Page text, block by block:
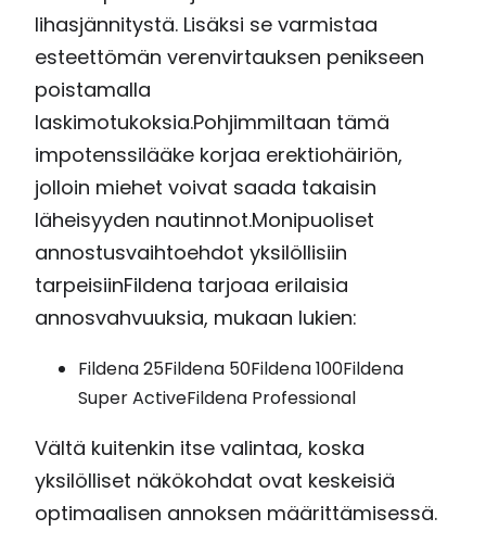
lihasjännitystä. Lisäksi se varmistaa
esteettömän verenvirtauksen penikseen
poistamalla
laskimotukoksia.Pohjimmiltaan tämä
impotenssilääke korjaa erektiohäiriön,
jolloin miehet voivat saada takaisin
läheisyyden nautinnot.Monipuoliset
annostusvaihtoehdot yksilöllisiin
tarpeisiinFildena tarjoaa erilaisia ​​
annosvahvuuksia, mukaan lukien:
Fildena 25Fildena 50Fildena 100Fildena
Super ActiveFildena Professional
Vältä kuitenkin itse valintaa, koska
yksilölliset näkökohdat ovat keskeisiä
optimaalisen annoksen määrittämisessä.